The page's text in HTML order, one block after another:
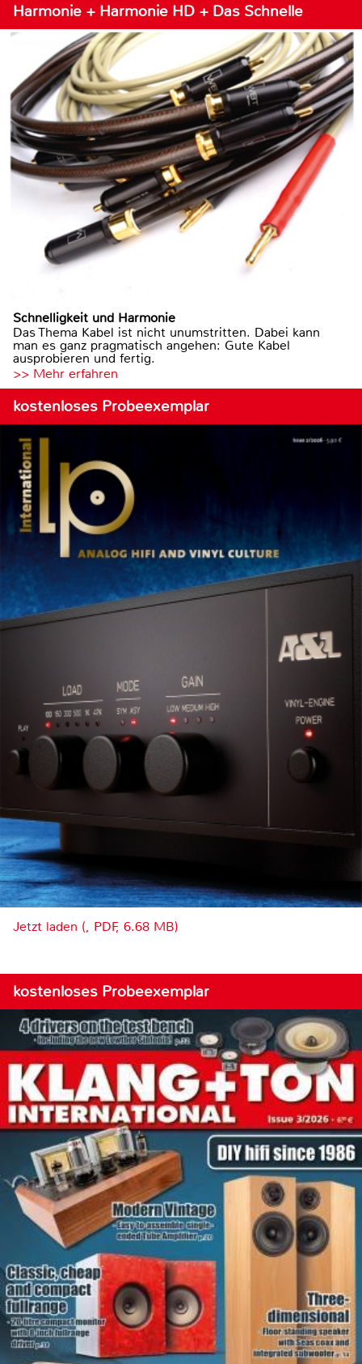
Harmonie + Harmonie HD + Das Schnelle
Schnelligkeit und Harmonie
Das Thema Kabel ist nicht unumstritten. Dabei kann
man es ganz pragmatisch angehen: Gute Kabel
ausprobieren und fertig.
>> Mehr erfahren
kostenloses Probeexemplar
Jetzt laden (, PDF, 6.68 MB)
kostenloses Probeexemplar